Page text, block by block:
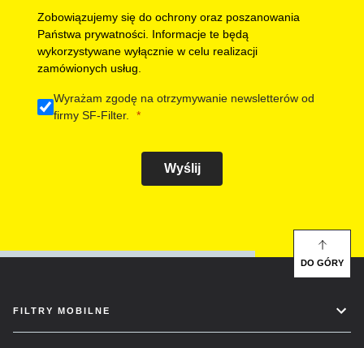
Zobowiązujemy się do ochrony oraz poszanowania
Państwa prywatności. Informacje te będą
wykorzystywane wyłącznie w celu realizacji
zamówionych usług.
Wyrażam zgodę na otrzymywanie newsletterów od
firmy SF-Filter.
Wyślij
FILTRY MOBILNE
DO GÓRY